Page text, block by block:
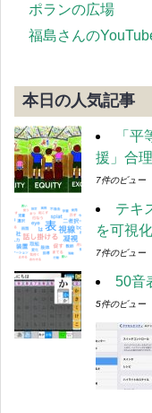
ポランの広場
福島さんの
本日の人気記事
「
援」合
7件のビュー
テキ
を可視
7件のビュー
50音
5件のビュー